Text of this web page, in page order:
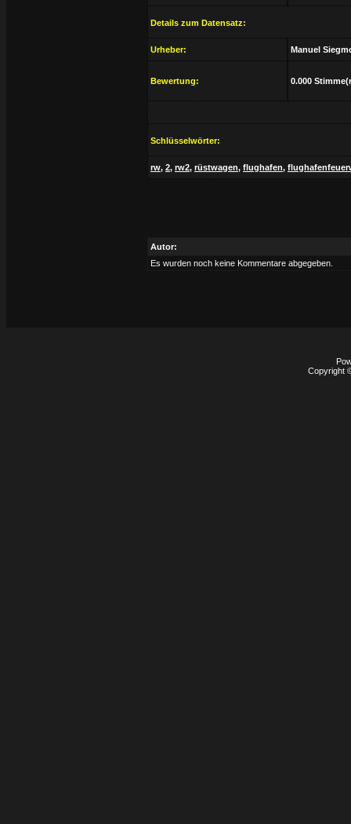
Details zum Datensatz:
Urheber: Manuel
Bewertung: 0.000
Schlüsselwörter:
rw, 2, rw2, rüstwagen, flughafen,
Autor:
Es wurden noch keine Kommentare abgegeben.
Copyright